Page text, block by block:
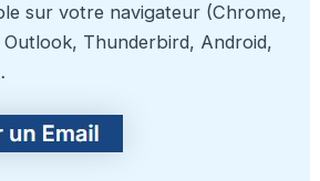
sur votre navigateur (Chrome,
Thunderbird, Android,